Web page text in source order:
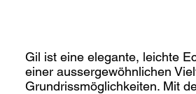
Gil ist eine elegante, leichte
einer aussergewöhnlichen
Grundrissmöglichkeiten. Mit